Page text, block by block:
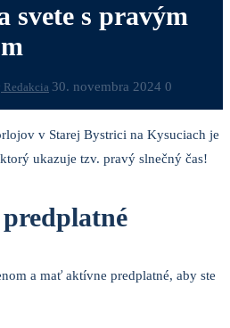
svete s pravým
Redakcia 30. novembra 2024 0
v Starej Bystrici na Kysuciach je
ukazuje tzv. pravý slnečný čas!
a mať aktívne predplatné, aby ste